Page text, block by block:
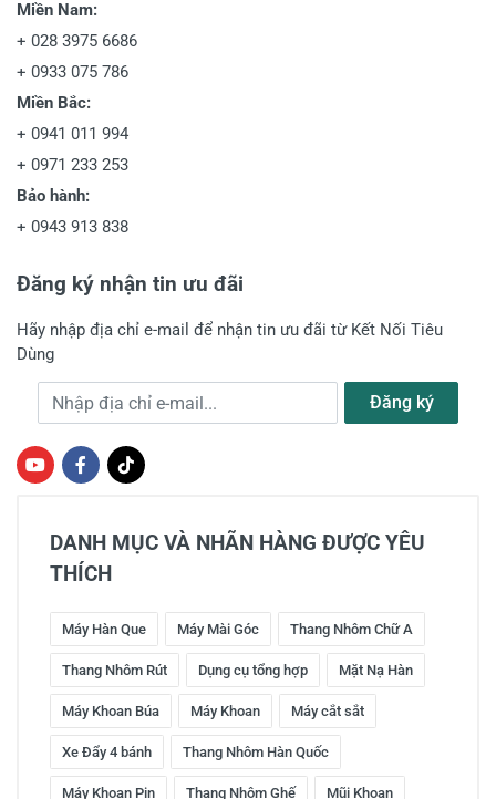
Miền Nam:
+ 028 3975 6686
+ 0933 075 786
Miền Bắc:
+ 0941 011 994
+ 0971 233 253
Bảo hành:
+ 0943 913 838
Đăng ký nhận tin ưu đãi
Hãy nhập địa chỉ e-mail để nhận tin ưu đãi từ Kết Nối Tiêu
Dùng
Địa chỉ e-mail Đăng ký
DANH MỤC VÀ NHÃN HÀNG ĐƯỢC YÊU
THÍCH
Máy Hàn Que Máy Mài Góc Thang Nhôm Chữ A
Thang Nhôm Rút Dụng cụ tổng hợp Mặt Nạ Hàn
Máy Khoan Búa Máy Khoan Máy cắt sắt
Xe Đẩy 4 bánh Thang Nhôm Hàn Quốc
Máy Khoan Pin Thang Nhôm Ghế Mũi Khoan